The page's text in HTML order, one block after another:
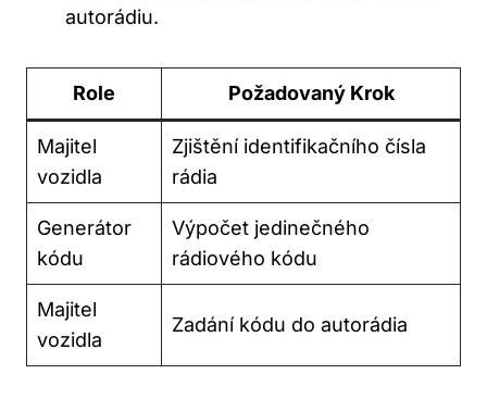
autorádiu.
Role Požadovaný Krok
Majitel
vozidla
Zjištění identifikačního čísla
rádia
Generátor
kódu
Výpočet jedinečného
rádiového kódu
Majitel
vozidla
Zadání kódu do autorádia